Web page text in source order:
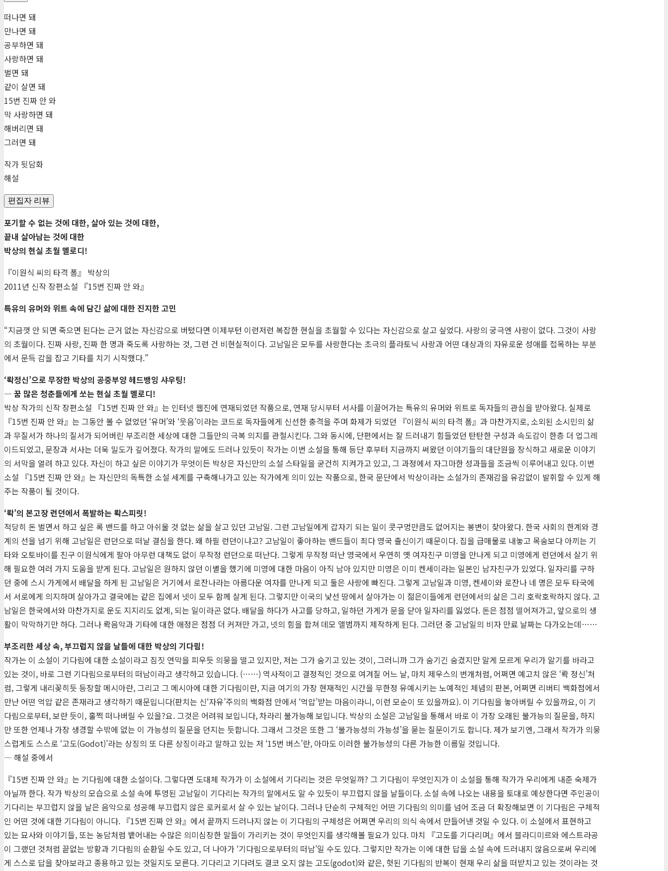
떠나면 돼
만나면 돼
공부하면 돼
사랑하면 돼
벌면 돼
같이 살면 돼
15번 진짜 안 와
막 사랑하면 돼
해버리면 돼
그러면 돼
작가 뒷담화
해설
편집자 리뷰
포기할 수 없는 것에 대한, 살아 있는 것에 대한,
끝내 살아남는 것에 대한
박상의 현실 초월 멜로디!
『이원식 씨의 타격 폼』 박상의
2011년 신작 장편소설 『15번 진짜 안 와』
특유의 유머와 위트 속에 담긴 삶에 대한 진지한 고민
“지금껏 안 되면 죽으면 된다는 근거 없는 자신감으로 버텼다면 이제부턴 이런저런 복잡한 현실을 초월할 수 있다는 자신감으로 살고 싶었다. 사랑의 궁극엔 사랑이 없다. 그것이 사랑
의 초월이다. 진짜 사랑, 진짜 한 명과 죽도록 사랑하는 것, 그런 건 비현실적이다. 고남일은 모두를 사랑한다는 초극의 플라토닉 사랑과 어떤 대상과의 자유로운 성애를 접목하는 부분
에서 문득 감을 잡고 기타를 치기 시작했다.”
‘롹정신’으로 무장한 박상의 공중부양 헤드뱅잉 샤우팅!
― 꿈 많은 청춘들에게 쏘는 현실 초월 멜로디!
박상 작가의 신작 장편소설 『15번 진짜 안 와』는 인터넷 웹진에 연재되었던 작품으로, 연재 당시부터 서사를 이끌어가는 특유의 유머와 위트로 독자들의 관심을 받아왔다. 실제로
『15번 진짜 안 와』는 그동안 볼 수 없었던 ‘유머’와 ‘웃음’이라는 코드로 독자들에게 신선한 충격을 주며 화제가 되었던 『이원식 씨의 타격 폼』과 마찬가지로, 소외된 소시민의 삶
과 무질서가 하나의 질서가 되어버린 부조리한 세상에 대한 그들만의 극복 의지를 관철시킨다. 그와 동시에, 단편에서는 잘 드러내기 힘들었던 탄탄한 구성과 속도감이 한층 더 업그레
이드되었고, 문장과 서사는 더욱 밀도가 깊어졌다. 작가의 말에도 드러나 있듯이 작가는 이번 소설을 통해 등단 후부터 지금까지 써왔던 이야기들의 대단원을 장식하고 새로운 이야기
의 서막을 열려 하고 있다. 자신이 하고 싶은 이야기가 무엇이든 박상은 자신만의 소설 스타일을 굳건히 지켜가고 있고, 그 과정에서 자그마한 성과들을 조금씩 이루어내고 있다. 이번
소설 『15번 진짜 안 와』는 자신만의 독특한 소설 세계를 구축해나가고 있는 작가에게 의미 있는 작품으로, 한국 문단에서 박상이라는 소설가의 존재감을 유감없이 발휘할 수 있게 해
주는 작품이 될 것이다.
‘롹’의 본고장 런던에서 폭발하는 롹스피릿!
적당히 돈 벌면서 하고 싶은 록 밴드를 하고 아쉬울 것 없는 삶을 살고 있던 고남일. 그런 고남일에게 갑자기 되는 일이 콧구멍만큼도 없어지는 봉변이 찾아왔다. 한국 사회의 한계와 경
계의 선을 넘기 위해 고남일은 런던으로 떠날 결심을 한다. 왜 하필 런던이냐고? 고남일이 좋아하는 밴드들이 죄다 영국 출신이기 때문이다. 집을 급매물로 내놓고 목숨보다 아끼는 기
타와 오토바이를 친구 이원식에게 팔아 아무런 대책도 없이 무작정 런던으로 떠난다. 그렇게 무작정 떠난 영국에서 우연히 옛 여자친구 미영을 만나게 되고 미영에게 런던에서 살기 위
해 필요한 여러 가지 도움을 받게 된다. 고남일은 원하지 않던 이별을 했기에 미영에 대한 마음이 아직 남아 있지만 미영은 이미 켄세이라는 일본인 남자친구가 있었다. 일자리를 구하
던 중에 스시 가게에서 배달을 하게 된 고남일은 거기에서 로잔나라는 아름다운 여자를 만나게 되고 둘은 사랑에 빠진다. 그렇게 고남일과 미영, 켄세이와 로잔나 네 명은 모두 타국에
서 서로에게 의지하며 살아가고 결국에는 같은 집에서 넷이 모두 함께 살게 된다. 그렇지만 이국의 낯선 땅에서 살아가는 이 젊은이들에게 런던에서의 삶은 그리 호락호락하지 않다. 고
남일은 한국에서와 마찬가지로 운도 지지리도 없게, 되는 일이라곤 없다. 배달을 하다가 사고를 당하고, 일하던 가게가 문을 닫아 일자리를 잃었다. 돈은 점점 떨어져가고, 앞으로의 생
활이 막막하기만 하다. 그러나 롹음악과 기타에 대한 애정은 점점 더 커져만 가고, 넷의 힘을 합쳐 데모 앨범까지 제작하게 된다. 그러던 중 고남일의 비자 만료 날짜는 다가오는데……
부조리한 세상 속, 부끄럽지 않을 날들에 대한 박상의 기다림!
작가는 이 소설이 기다림에 대한 소설이라고 짐짓 연막을 피우듯 의뭉을 떨고 있지만, 저는 그가 숨기고 있는 것이, 그러니까 그가 숨기긴 숨겼지만 알게 모르게 우리가 알기를 바라고
있는 것이, 바로 그런 기다림으로부터의 떠남이라고 생각하고 있습니다. (……) 역사적이고 결정적인 것으로 여겨질 어느 날, 마치 제우스의 번개처럼, 어쩌면 예고치 않은 ‘롹 정신’처
럼, 그렇게 내리꽂히듯 등장할 메시아란, 그리고 그 메시아에 대한 기다림이란, 지금 여기의 가장 현재적인 시간을 무한정 유예시키는 노예적인 체념의 판본, 어쩌면 리버티 백화점에서
만난 어떤 억압 같은 존재라고 생각하기 때문입니다(판치는 신‘자유’주의의 백화점 안에서 ‘억압’받는 마음이라니, 이런 모순이 또 있을까요). 이 기다림을 놓아버릴 수 있을까요, 이 기
다림으로부터, 보란 듯이, 훌쩍 떠나버릴 수 있을?요. 그것은 어려워 보입니다, 차라리 불가능해 보입니다. 박상의 소설은 고남일을 통해서 바로 이 가장 오래된 불가능의 질문을, 하지
만 또한 언제나 가장 생경할 수밖에 없는 이 가능성의 질문을 던지는 듯합니다. 그래서 그것은 또한 그 ‘불가능성의 가능성’을 묻는 질문이기도 합니다. 제가 보기엔, 그래서 작가가 의뭉
스럽게도 스스로 ‘고도(Godot)’라는 상징의 또 다른 상징이라고 말하고 있는 저 ‘15번 버스’란, 아마도 이러한 불가능성의 다른 가능한 이름일 것입니다.
― 해설 중에서
『15번 진짜 안 와』는 기다림에 대한 소설이다. 그렇다면 도대체 작가가 이 소설에서 기다리는 것은 무엇일까? 그 기다림이 무엇인지가 이 소설을 통해 작가가 우리에게 내준 숙제가
아닐까 한다. 작가 박상의 모습으로 소설 속에 투영된 고남일이 기다리는 작가의 말에서도 알 수 있듯이 부끄럽지 않을 날들이다. 소설 속에 나오는 내용을 토대로 예상한다면 주인공이
기다리는 부끄럽지 않을 날은 음악으로 성공해 부끄럽지 않은 로커로서 살 수 있는 날이다. 그러나 단순히 구체적인 어떤 기다림의 의미를 넘어 조금 더 확장해보면 이 기다림은 구체적
인 어떤 것에 대한 기다림이 아니다. 『15번 진짜 안 와』에서 끝까지 드러나지 않는 이 기다림의 구체성은 어쩌면 우리의 의식 속에서 만들어낸 것일 수 있다. 이 소설에서 표현하고
있는 묘사와 이야기들, 또는 농담처럼 뱉어내는 수많은 의미심장한 말들이 가리키는 것이 무엇인지를 생각해볼 필요가 있다. 마치 『고도를 기다리며』에서 블라디미르와 에스트라공
이 그랬던 것처럼 끝없는 방황과 기다림의 순환일 수도 있고, 더 나아가 ‘기다림으로부터의 떠남’일 수도 있다. 그렇지만 작가는 이에 대한 답을 소설 속에 드러내지 않음으로써 우리에
게 스스로 답을 찾아보라고 종용하고 있는 것일지도 모른다. 기다리고 기다려도 결코 오지 않는 고도(godot)와 같은, 헛된 기다림의 반복이 현재 우리 삶을 떠받치고 있는 것이라는 것